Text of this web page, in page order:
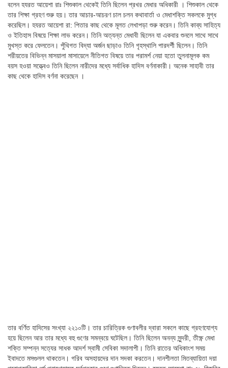
বলেন হযরত আয়েশা রাঃ শিশুকাল থেকেই তিনি ছিলেন প্রখর মেধার অধিকারী । শিশুকাল থেকে
তার শিক্ষা গ্রহণ শুরু হয়। তার আচার-আচরণ চাল চলন কথাবার্তা ও মেধাশক্তি সকলকে মুগ্ধ
করেছিল। হযরত আয়েশা রা: পিতার কাছ থেকে মূলত লেখাপড়া শুরু করেন। তিনি কাব্য সাহিত্য
ও ইতিহাস বিষয়ে শিক্ষা লাভ করেন। তিনি অত্যন্ত মেধাবী ছিলেন যা একবার শুনলে সাথে সাথে
মুখস্ত করে ফেলতেন। পুঁথিগত বিদ্যা অর্জন ছাড়াও তিনি গৃহস্থালি পারদর্শী ছিলেন। তিনি
শরীয়তের বিভিন্ন মাসয়ালা মাসায়েলে নীতিগত বিষয়ে তার পরামর্শ নেয়া হতো তুলনামূলক কম
বয়স হওয়া সত্ত্বেও তিনি ছিলেন নারীদের মধ্যে সর্বাধিক হাদিস বর্ণনাকারী। অনেক সাহাবী তার
কাছ থেকে হাদিস বর্ণনা করেছেন ।
তার বর্ণিত হাদিসের সংখ্যা ২২১০টি। তার চারিত্রিক গুণাবলীর দ্বারা সকলে কাছে গ্রহণযোগ্য
হয়ে ছিলেন আর তার মধ্যে বহু গুণের সমন্বয়ে ঘটেছিল। তিনি ছিলেন অনন্য সুন্দরী, তীক্ষ্ণ মেধা
শক্তি সম্পন্ন সত্যের সাধক আদর্শ স্বামী সেবিকা সদালাপী। তিনি রাতের অধিকাংশ সময়
ইবাদতে মসগুলল থাকতেন। গরিব অসহায়দের দান সদকা করতেন। দানশীলতা মিতব্যায়িতা দয়া